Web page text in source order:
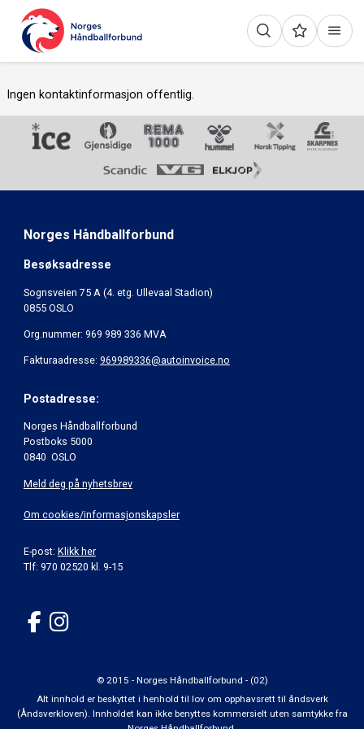
Ingen kontaktinformasjon offentlig.
Norges Håndballforbund
Besøksadresse
Sognsveien 75 A (4. etg. Ullevaal Stadion)
0855 OSLO
Org.nummer: 969 989 336 MVA
Fakturaadresse: 969989336@autoinvoice.no
Postadresse:
Norges Håndballforbund
Postboks 5000
0840 OSLO
Meld deg på nyhetsbrev
Om cookies/informasjonskapsler
E-post: Klikk her
Tlf: 970 02520 kl. 9-15
© 2015 - Norges Håndballforbund - (02)
Alt innhold er beskyttet i henhold til lov om opphavsrett til åndsverk
(Åndsverkloven). Innholdet kan ikke benyttes kommersielt uten samtykke fra